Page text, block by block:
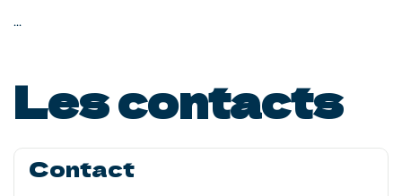
...
Les contacts
Contact